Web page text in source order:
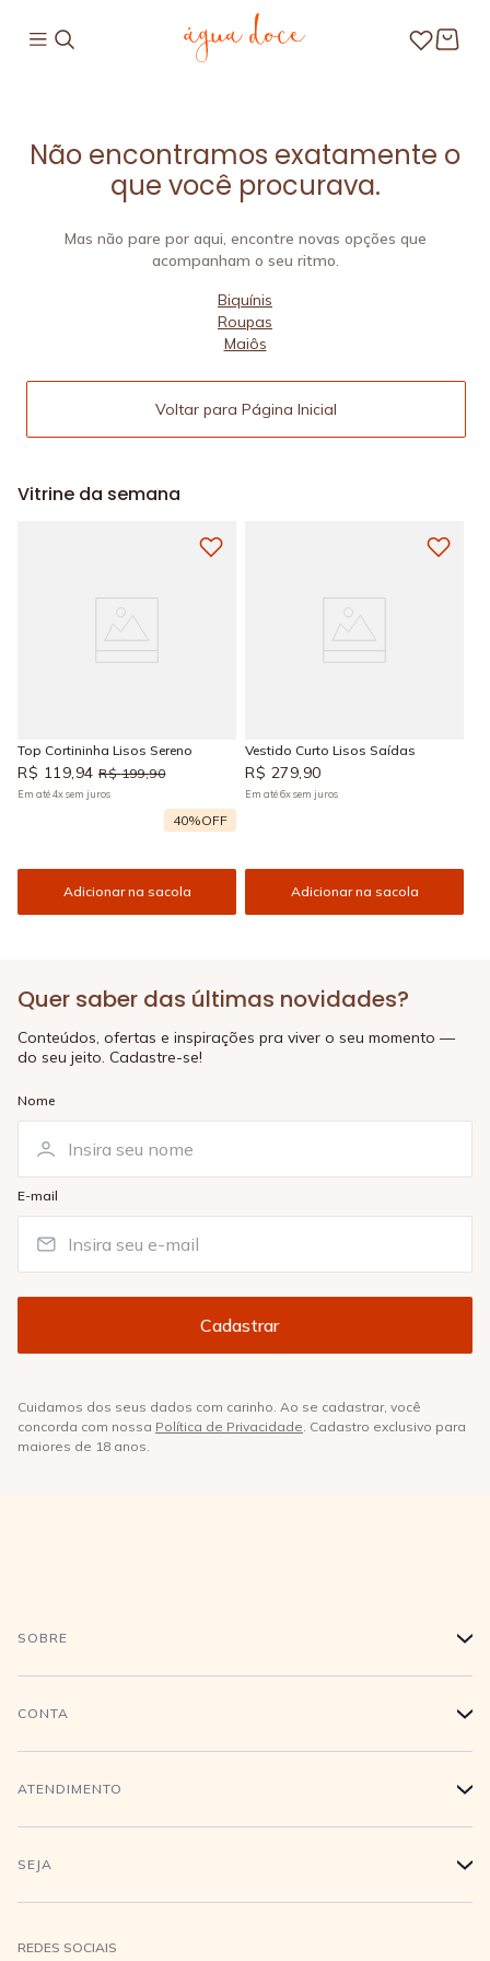
Não encontramos exatamente o
que você procurava.
Mas não pare por aqui, encontre novas opções que
acompanham o seu ritmo.
Biquínis
Roupas
Maiôs
Voltar para Página Inicial
Vitrine da semana
Top Cortininha Lisos Sereno
R$ 119,94 R$ 199,90
Em até4xsem juros
40%OFF
Adicionar na sacola
Vestido Curto Lisos Saídas
R$ 279,90
Em até6xsem juros
Adicionar na sacola
Quer saber das últimas novidades?
Conteúdos, ofertas e inspirações pra viver o seu momento —
do seu jeito. Cadastre-se!
Nome
E-mail
Cuidamos dos seus dados com carinho. Ao se cadastrar, você
concorda com nossa Política de Privacidade. Cadastro exclusivo para
maiores de 18 anos.
SOBRE +
História
Conecte-se
CONTA +
Login
Meus pedidos
ATENDIMENTO +
Compra Segura
SEJA +
REDES SOCIAIS